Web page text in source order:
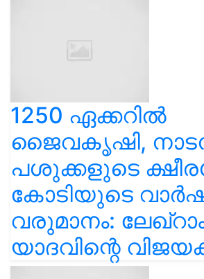
1250 ഏക്കറിൽ
ജൈവകൃഷി,
പശുക്കളുടെ
കോടിയുടെ
വരുമാനം:
യാദവിന്റെ